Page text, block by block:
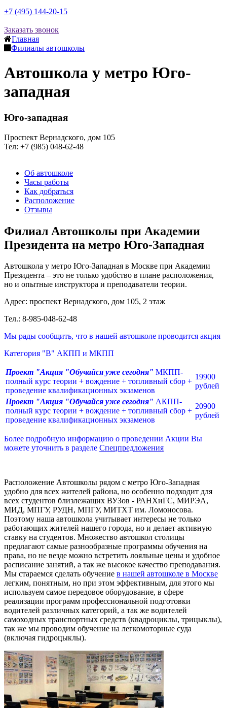
+7 (495) 144-20-15
Заказать звонок
Главная
Филиалы автошколы
Автошкола у метро Юго-
западная
Юго-западная
Проспект Вернадского, дом 105
Тел: +7 (985) 048-62-48
Об автошколе
Часы работы
Как добраться
Расположение
Отзывы
Филиал Автошколы при Академии
Президента на метро Юго-Западная
Автошкола у метро Юго-Западная в Москве при Академии
Президента – это не только удобство в плане расположения,
но и опытные инструктора и преподаватели теории.
Адрес: проспект Вернадского, дом 105, 2 этаж
Тел.: 8-985-048-62-48
Мы рады сообщить, что в нашей автошколе проводится акция
Категория "В" АКПП и МКПП
Проект "Акция "Обучайся уже сегодня" МКПП-
полный курс теории + вождение + топливный сбор +
проведение квалификационных экзаменов
19900
рублей
Проект "Акция "Обучайся уже сегодня" АКПП-
полный курс теории + вождение + топливный сбор +
проведение квалификационных экзаменов
20900
рублей
Более подробную информацию о проведении Акции Вы
можете уточнить в разделе Спецпредложения
Расположение Автошколы рядом с метро Юго-Западная
удобно для всех жителей района, но особенно подходит для
всех студентов близлежащих ВУЗов - РАНХиГС, МИРЭА,
МИД, МПГУ, РУДН, МПГУ, МИТХТ им. Ломоносова.
Поэтому наша автошкола учитывает интересы не только
работающих жителей нашего города, но и делает активную
ставку на студентов. Множество автошкол столицы
предлагают самые разнообразные программы обучения на
права, но не везде можно встретить лояльные цены и удобное
расписание занятий, а так же высокое качество преподавания.
Мы стараемся сделать обучение в нашей автошколе в Москве
легким, понятным, но при этом эффективным, для этого мы
используем самое передовое оборудование, в сфере
реализации программ профессиональной подготовки
водителей различных категорий, а так же водителей
самоходных транспортных средств (квадроциклы, трицыклы),
так же мы проводим обучение на легкомоторные суда
(включая гидроцыклы).